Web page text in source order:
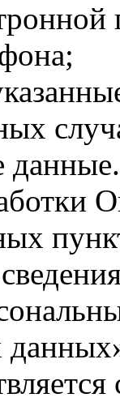
данные.